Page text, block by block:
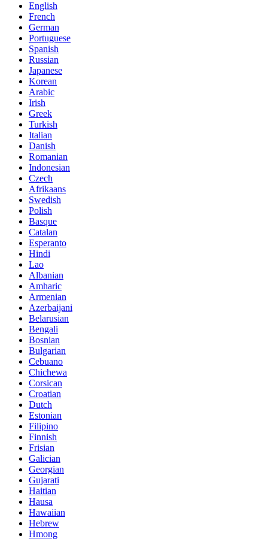
English
French
German
Portuguese
Spanish
Russian
Japanese
Korean
Arabic
Irish
Greek
Turkish
Italian
Danish
Romanian
Indonesian
Czech
Afrikaans
Swedish
Polish
Basque
Catalan
Esperanto
Hindi
Lao
Albanian
Amharic
Armenian
Azerbaijani
Belarusian
Bengali
Bosnian
Bulgarian
Cebuano
Chichewa
Corsican
Croatian
Dutch
Estonian
Filipino
Finnish
Frisian
Galician
Georgian
Gujarati
Haitian
Hausa
Hawaiian
Hebrew
Hmong